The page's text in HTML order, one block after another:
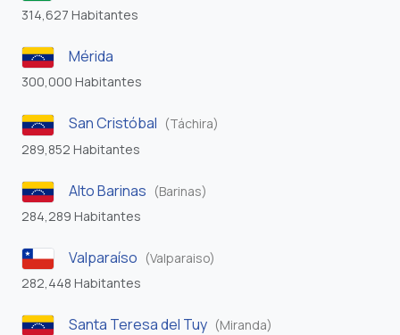
314,627 Habitantes
Mérida
300,000 Habitantes
San Cristóbal (Táchira)
289,852 Habitantes
Alto Barinas (Barinas)
284,289 Habitantes
Valparaíso (Valparaiso)
282,448 Habitantes
Santa Teresa del Tuy (Miranda)